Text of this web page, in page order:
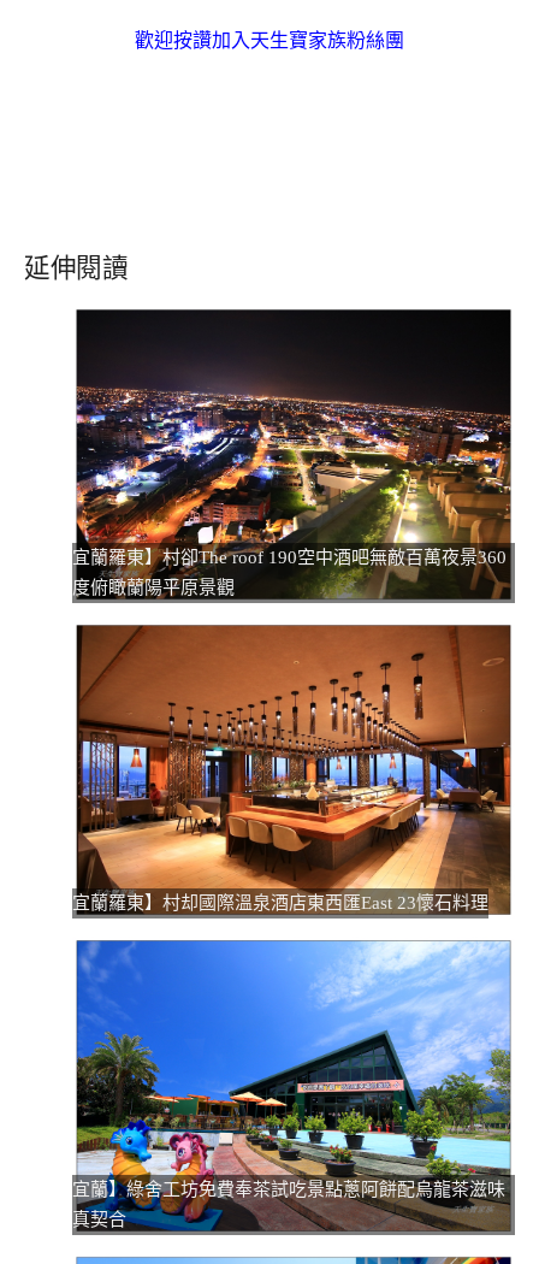
歡迎按讚加入天生寶家族粉絲團
延伸閱讀
宜蘭羅東】村卻The roof 190空中酒吧無敵百萬夜景360
度俯瞰蘭陽平原景觀
宜蘭羅東】村却國際溫泉酒店東西匯East 23懷石料理
宜蘭】綠舍工坊免費奉茶試吃景點蔥阿餅配烏龍茶滋味
真契合